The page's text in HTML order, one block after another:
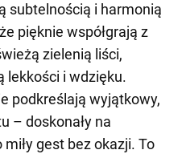
subtelnością i harmonią
pięknie współgrają z
zielenią liści,
lekkości i wdzięku.
podkreślają wyjątkowy,
– doskonały na
gest bez okazji. To